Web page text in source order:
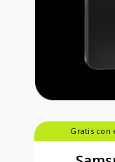
Gratis con